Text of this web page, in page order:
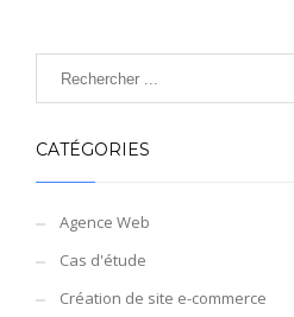
CATÉGORIES
Agence Web
Cas d'étude
Création de site e-commerce